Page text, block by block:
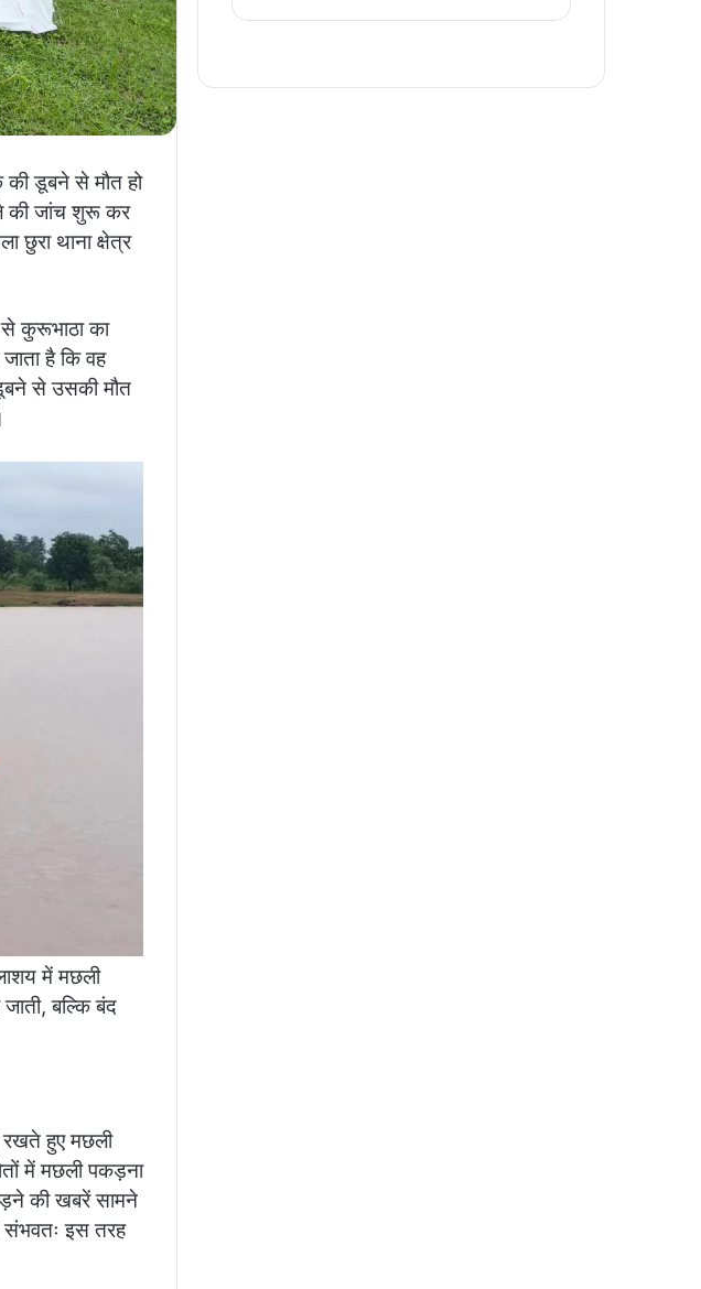
की डूबने से मौत हो
की जांच शुरू कर
छुरा थाना क्षेत्र
कुरूभाठा का
है कि वह
से उसकी मौत
में मछली
बल्कि बंद
हुए मछली
में मछली पकड़ना
की खबरें सामने
संभवतः इस तरह